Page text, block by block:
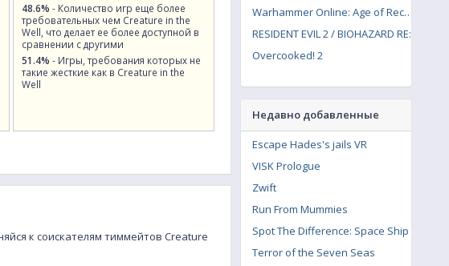
48.6% - Количество игр еще более
требовательных чем Creature in the
Well, что делает ее более доступной в
сравнении с другими
51.4% - Игры, требования которых не
такие жесткие как в Creature in the
Well
к соискателям тиммейтов Creature
Warhammer Online: Age of Reckoning
RESIDENT EVIL 2 / BIOHAZARD RE:2
Overcooked! 2
Недавно добавленные
Escape Hades's jails VR
VISK Prologue
Zwift
Run From Mummies
Spot The Difference: Space Ship
Terror of the Seven Seas